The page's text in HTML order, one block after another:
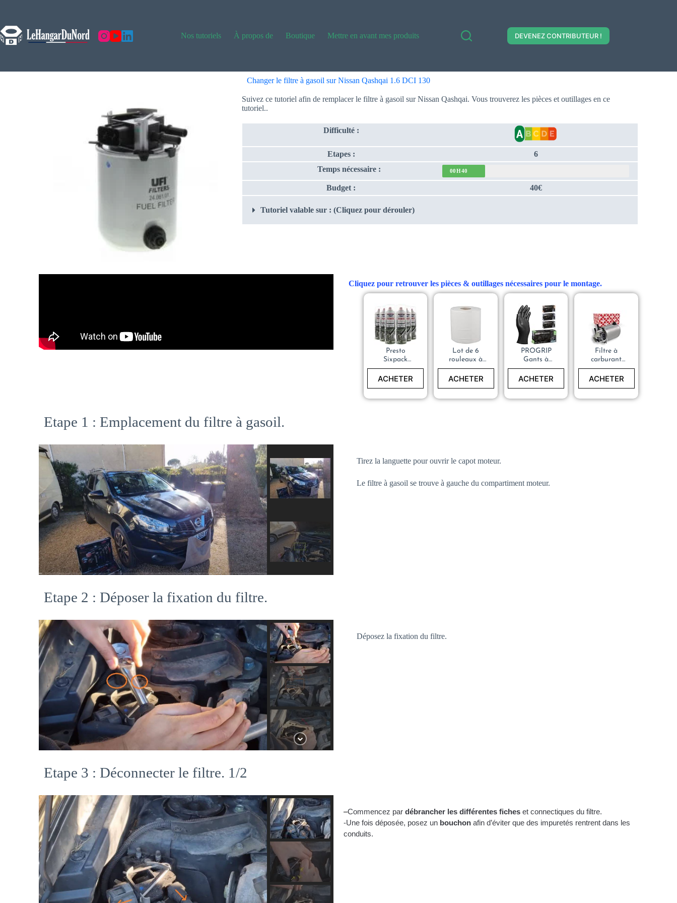
Nos tutoriels À propos de Boutique Mettre en avant mes produits DEVENEZ CONTRIBUTEUR !
Changer le filtre à gasoil sur Nissan Qashqai 1.6 DCI 130
Suivez ce tutoriel afin de remplacer le filtre à gasoil sur Nissan Qashqai. Vous trouverez les pièces et outillages en ce
tutoriel..
Difficulté :
Etapes :
6
Temps nécessaire :
00H40
Budget : 40€
Tutoriel valable sur : (Cliquez pour dérouler)
Cliquez pour retrouver les pièces & outillages nécessaires pour le montage.
Presto
Sixpack
Nettoyant
pour Freins
ACHETER
Lot de 6
rouleaux à
dévidage
Papier Essuie
ACHETER
PROGRIP
Gants à
usage
unique,
extra fort,
atelier,
industrie &
ACHETER
Filtre à
carburant
(gasoil) –
Qashqai
Koleos II –
ACHETER
Etape 1 : Emplacement du filtre à gasoil.
Tirez la languette pour ouvrir le capot moteur.
Le filtre à gasoil se trouve à gauche du compartiment moteur.
Etape 2 : Déposer la fixation du filtre.
Déposez la fixation du filtre.
Etape 3 : Déconnecter le filtre. 1/2
–Commencez par débrancher les différentes fiches et connectiques du filtre.
-Une fois déposée, posez un bouchon afin d’éviter que des impuretés rentrent dans les
conduits.